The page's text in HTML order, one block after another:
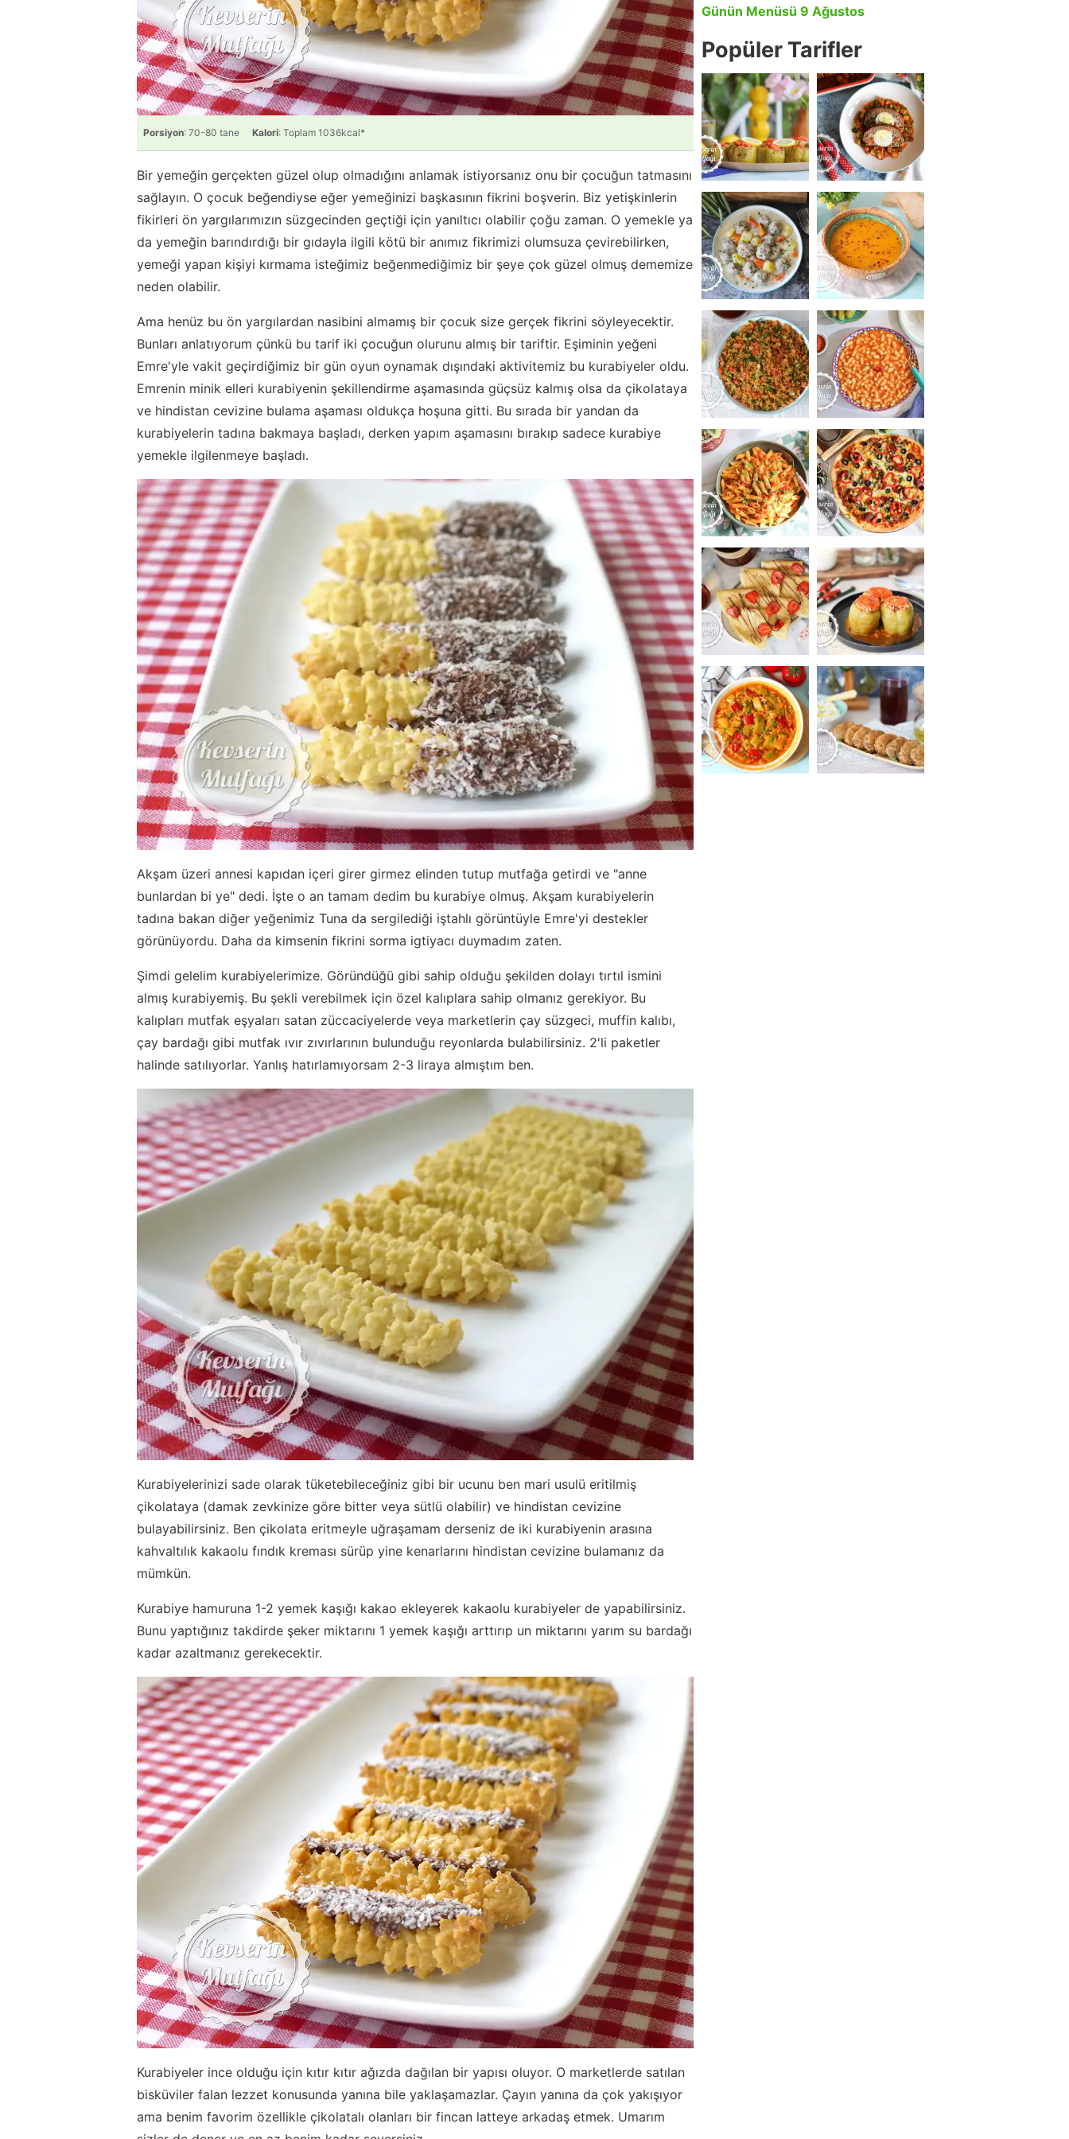
Porsiyon: 70-80 tane Kalori: Toplam 1036kcal*
Bir yemeğin gerçekten güzel olup olmadığını anlamak istiyorsanız onu bir çocuğun tatmasını
sağlayın. O çocuk beğendiyse eğer yemeğinizi başkasının fikrini boşverin. Biz yetişkinlerin
fikirleri ön yargılarımızın süzgecinden geçtiği için yanıltıcı olabilir çoğu zaman. O yemekle ya
da yemeğin barındırdığı bir gıdayla ilgili kötü bir anımız fikrimizi olumsuza çevirebilirken,
yemeği yapan kişiyi kırmama isteğimiz beğenmediğimiz bir şeye çok güzel olmuş dememize
neden olabilir.
Ama henüz bu ön yargılardan nasibini almamış bir çocuk size gerçek fikrini söyleyecektir.
Bunları anlatıyorum çünkü bu tarif iki çocuğun olurunu almış bir tariftir. Eşiminin yeğeni
Emre'yle vakit geçirdiğimiz bir gün oyun oynamak dışındaki aktivitemiz bu kurabiyeler oldu.
Emrenin minik elleri kurabiyenin şekillendirme aşamasında güçsüz kalmış olsa da çikolataya
ve hindistan cevizine bulama aşaması oldukça hoşuna gitti. Bu sırada bir yandan da
kurabiyelerin tadına bakmaya başladı, derken yapım aşamasını bırakıp sadece kurabiye
yemekle ilgilenmeye başladı.
Akşam üzeri annesi kapıdan içeri girer girmez elinden tutup mutfağa getirdi ve "anne
bunlardan bi ye" dedi. İşte o an tamam dedim bu kurabiye olmuş. Akşam kurabiyelerin
tadına bakan diğer yeğenimiz Tuna da sergilediği iştahlı görüntüyle Emre'yi destekler
görünüyordu. Daha da kimsenin fikrini sorma igtiyacı duymadım zaten.
Şimdi gelelim kurabiyelerimize. Göründüğü gibi sahip olduğu şekilden dolayı tırtıl ismini
almış kurabiyemiş. Bu şekli verebilmek için özel kalıplara sahip olmanız gerekiyor. Bu
kalıpları mutfak eşyaları satan züccaciyelerde veya marketlerin çay süzgeci, muffin kalıbı,
çay bardağı gibi mutfak ıvır zıvırlarının bulunduğu reyonlarda bulabilirsiniz. 2'li paketler
halinde satılıyorlar. Yanlış hatırlamıyorsam 2-3 liraya almıştım ben.
Kurabiyelerinizi sade olarak tüketebileceğiniz gibi bir ucunu ben mari usulü eritilmiş
çikolataya (damak zevkinize göre bitter veya sütlü olabilir) ve hindistan cevizine
bulayabilirsiniz. Ben çikolata eritmeyle uğraşamam derseniz de iki kurabiyenin arasına
kahvaltılık kakaolu fındık kreması sürüp yine kenarlarını hindistan cevizine bulamanız da
mümkün.
Kurabiye hamuruna 1-2 yemek kaşığı kakao ekleyerek kakaolu kurabiyeler de yapabilirsiniz.
Bunu yaptığınız takdirde şeker miktarını 1 yemek kaşığı arttırıp un miktarını yarım su bardağı
kadar azaltmanız gerekecektir.
Kurabiyeler ince olduğu için kıtır kıtır ağızda dağılan bir yapısı oluyor. O marketlerde satılan
bisküviler falan lezzet konusunda yanına bile yaklaşamazlar. Çayın yanına da çok yakışıyor
ama benim favorim özellikle çikolatalı olanları bir fincan latteye arkadaş etmek. Umarım
Günün Menüsü 9 Ağustos
Popüler Tarifler